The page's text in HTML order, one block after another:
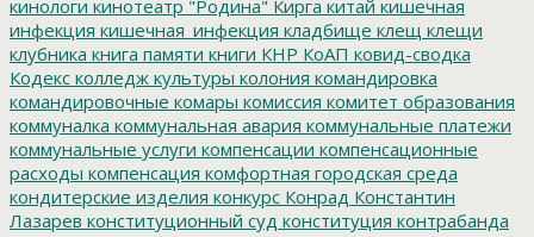
кинологи кинотеатр "Родина" Кирга китай кишечная
инфекция кишечная_инфекция кладбище клещ клещи
клубника книга памяти книги КНР КоАП ковид-сводка
Кодекс колледж культуры колония командировка
командировочные комары комиссия комитет образования
коммуналка коммунальная авария коммунальные платежи
коммунальные услуги компенсации компенсационные
расходы компенсация комфортная городская среда
кондитерские изделия конкурс Конрад Константин
Лазарев конституционный суд конституция контрабанда